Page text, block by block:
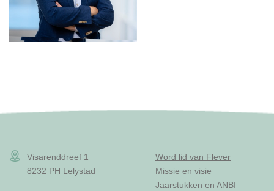
Visarenddreef 1
8232 PH Lelystad
Word lid van Flever
Missie en visie
Jaarstukken en ANBI